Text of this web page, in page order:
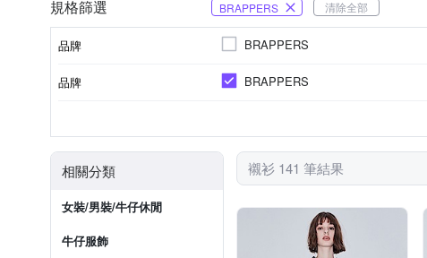
規格篩選 BRAPPERS 清除全部
品牌 BRAPPERS
品牌 BRAPPERS
相關分類
女裝/男裝/牛仔休閒
牛仔服飾
襯衫 141 筆結果